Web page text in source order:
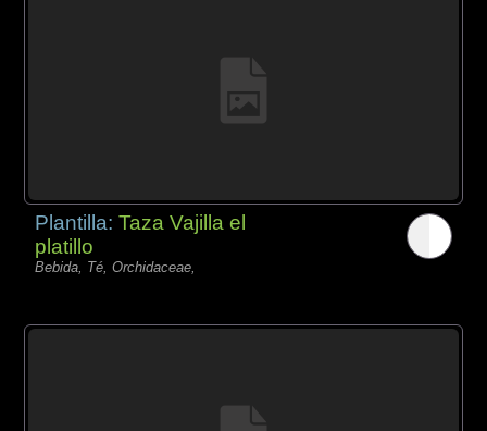
Plantilla:Taza Vajilla el
platillo
Bebida, Té, Orchidaceae,